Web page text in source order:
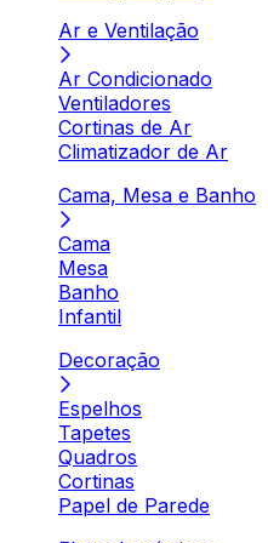
Ar e Ventilação
Ar Condicionado
Ventiladores
Cortinas de Ar
Climatizador de Ar
Cama, Mesa e Banho
Cama
Mesa
Banho
Infantil
Decoração
Espelhos
Tapetes
Quadros
Cortinas
Papel de Parede